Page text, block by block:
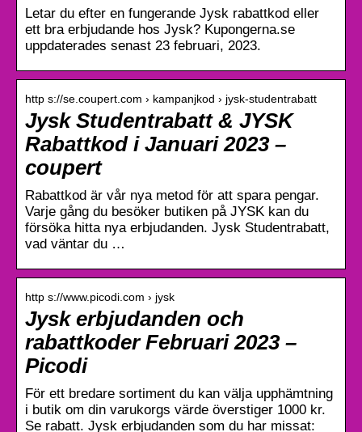
Letar du efter en fungerande Jysk rabattkod eller
ett bra erbjudande hos Jysk? Kupongerna.se
uppdaterades senast 23 februari, 2023.
http s://se.coupert.com › kampanjkod › jysk-studentrabatt
Jysk Studentrabatt & JYSK
Rabattkod i Januari 2023 –
coupert
Rabattkod är vår nya metod för att spara pengar.
Varje gång du besöker butiken på JYSK kan du
försöka hitta nya erbjudanden. Jysk Studentrabatt,
vad väntar du …
http s://www.picodi.com › jysk
Jysk erbjudanden och
rabattkoder Februari 2023 –
Picodi
För ett bredare sortiment du kan välja upphämtning
i butik om din varukorgs värde överstiger 1000 kr.
Se rabatt. Jysk erbjudanden som du har missat: